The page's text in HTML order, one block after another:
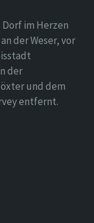
im Herzen
der Weser, vor
der
und dem
entfernt.